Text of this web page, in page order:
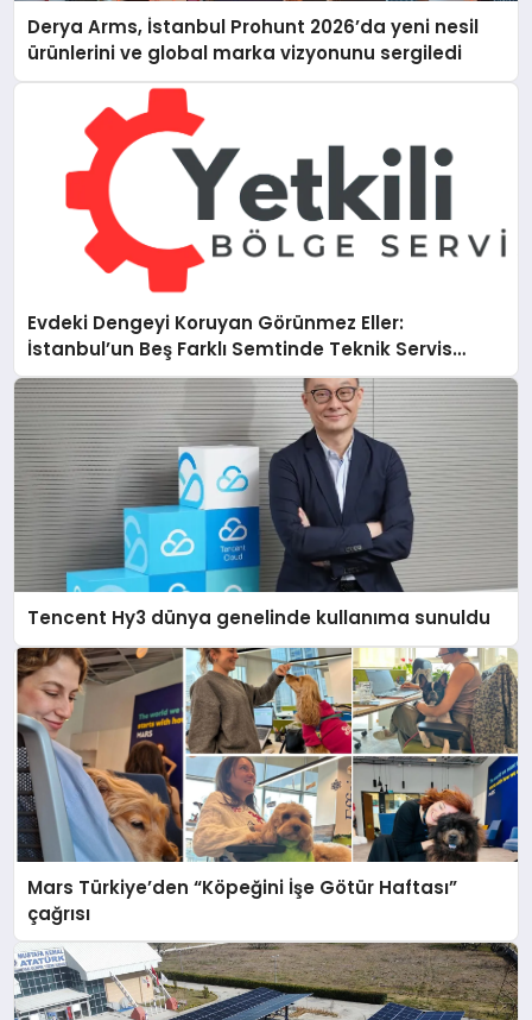
Derya Arms, İstanbul Prohunt 2026’da yeni nesil
ürünlerini ve global marka vizyonunu sergiledi
Evdeki Dengeyi Koruyan Görünmez Eller:
İstanbul’un Beş Farklı Semtinde Teknik Servis
Gerçeği
Tencent Hy3 dünya genelinde kullanıma sunuldu
Mars Türkiye’den “Köpeğini İşe Götür Haftası”
çağrısı